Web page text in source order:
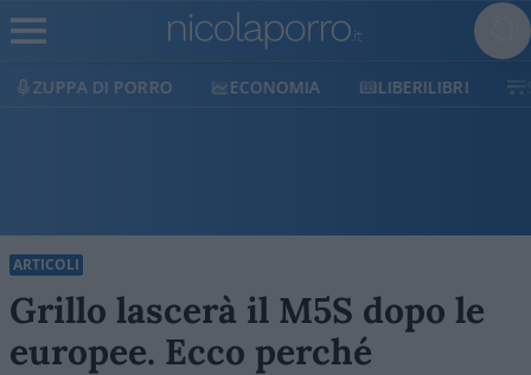
PORRO ECONOMIA LIBERILIBRI SHOP
ARTICOLI
Grillo lascerà il M5S dopo le
europee. Ecco perché